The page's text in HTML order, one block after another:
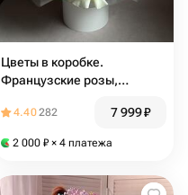
Цветы в коробке.
Французские розы,
4.40282 7 999₽
2 000 ₽ × 4 платежа